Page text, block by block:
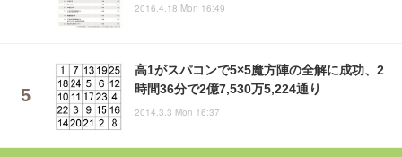
2016.4.18 Mon 16:49
高1がスパコンで5×5魔方陣の全解に成功、2
時間36分で2億7,530万5,224通り
2014.3.3 Mon 16:37